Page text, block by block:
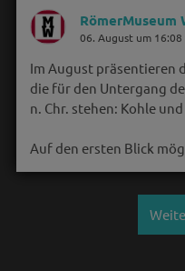
RömerMuseum
06. August um 16:08
Im August präsentieren
die für den Untergang
n. Chr. stehen: Kohle
Auf den ersten Blick